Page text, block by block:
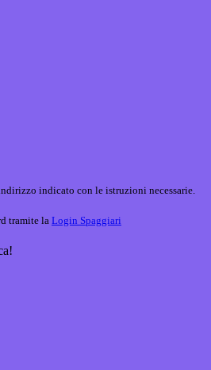
indicato con le istruzioni necessarie.
tramite la Login Spaggiari